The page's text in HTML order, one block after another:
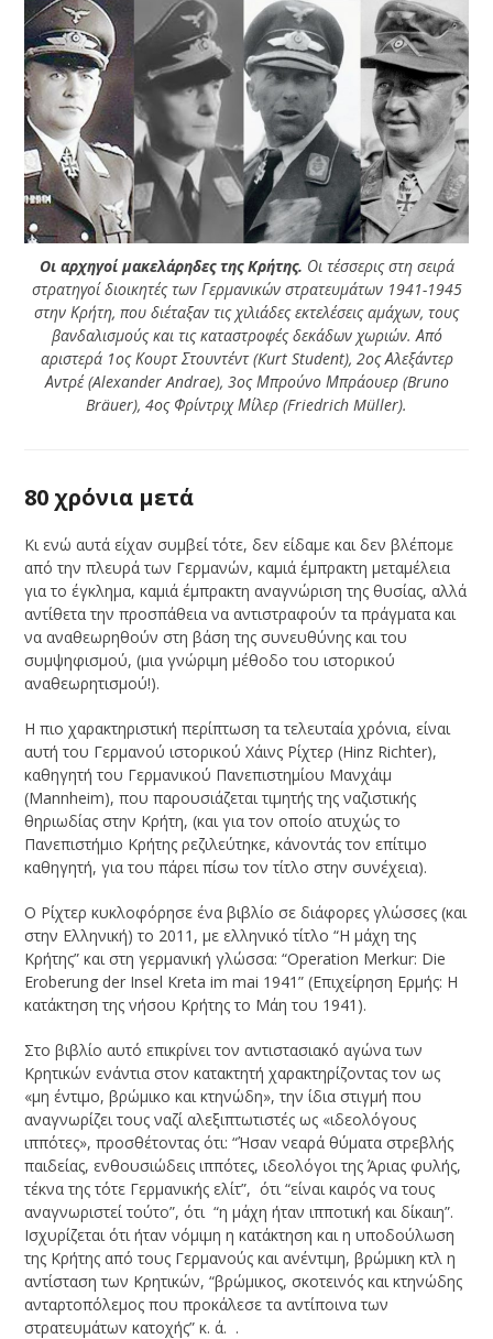
Οι αρχηγοί μακελάρηδες της Κρήτης. Οι τέσσερις στη σειρά
στρατηγοί διοικητές των Γερμανικών στρατευμάτων 1941-1945
στην Κρήτη, που διέταξαν τις χιλιάδες εκτελέσεις αμάχων, τους
βανδαλισμούς και τις καταστροφές δεκάδων χωριών. Από
αριστερά 1ος Κουρτ Στουντέντ (Kurt Student), 2ος Αλεξάντερ
Αντρέ (Alexander Andrae), 3ος Μπρούνο Μπράουερ (Bruno
Bräuer), 4ος Φρίντριχ Μίλερ (Friedrich Müller).
80 χρόνια μετά
Κι ενώ αυτά είχαν συμβεί τότε, δεν είδαμε και δεν βλέπομε
από την πλευρά των Γερμανών, καμιά έμπρακτη μεταμέλεια
για το έγκλημα, καμιά έμπρακτη αναγνώριση της θυσίας, αλλά
αντίθετα την προσπάθεια να αντιστραφούν τα πράγματα και
να αναθεωρηθούν στη βάση της συνευθύνης και του
συμψηφισμού, (μια γνώριμη μέθοδο του ιστορικού
αναθεωρητισμού!).
Η πιο χαρακτηριστική περίπτωση τα τελευταία χρόνια, είναι
αυτή του Γερμανού ιστορικού Χάινς Ρίχτερ (Ηinz Richter),
καθηγητή του Γερμανικού Πανεπιστημίου Μανχάιμ
(Μannheim), που παρουσιάζεται τιμητής της ναζιστικής
θηριωδίας στην Κρήτη, (και για τον οποίο ατυχώς το
Πανεπιστήμιο Κρήτης ρεζιλεύτηκε, κάνοντάς τον επίτιμο
καθηγητή, για του πάρει πίσω τον τίτλο στην συνέχεια).
Ο Ρίχτερ κυκλοφόρησε ένα βιβλίο σε διάφορες γλώσσες (και
στην Ελληνική) το 2011, με ελληνικό τίτλο “Η μάχη της
Κρήτης” και στη γερμανική γλώσσα: “Operation Merkur: Die
Eroberung der Insel Kreta im mai 1941” (Επιχείρηση Ερμής: Η
κατάκτηση της νήσου Κρήτης το Μάη του 1941).
Στο βιβλίο αυτό επικρίνει τον αντιστασιακό αγώνα των
Κρητικών ενάντια στον κατακτητή χαρακτηρίζοντας τον ως
«μη έντιμο, βρώμικο και κτηνώδη», την ίδια στιγμή που
αναγνωρίζει τους ναζί αλεξιπτωτιστές ως «ιδεολόγους
ιππότες», προσθέτοντας ότι: “Ήσαν νεαρά θύματα στρεβλής
παιδείας, ενθουσιώδεις ιππότες, ιδεολόγοι της Άριας φυλής,
τέκνα της τότε Γερμανικής ελίτ”, ότι “είναι καιρός να τους
αναγνωριστεί τούτο”, ότι “η μάχη ήταν ιπποτική και δίκαιη”.
Ισχυρίζεται ότι ήταν νόμιμη η κατάκτηση και η υποδούλωση
της Κρήτης από τους Γερμανούς και ανέντιμη, βρώμικη κτλ η
αντίσταση των Κρητικών, “βρώμικος, σκοτεινός και κτηνώδης
ανταρτοπόλεμος που προκάλεσε τα αντίποινα των
στρατευμάτων κατοχής” κ. ά. .